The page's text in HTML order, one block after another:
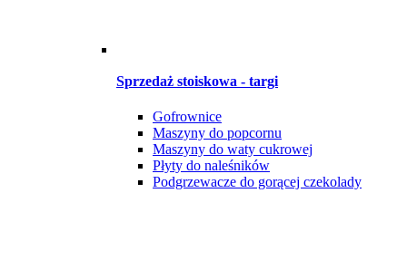
Sprzedaż stoiskowa - targi
Gofrownice
Maszyny do popcornu
Maszyny do waty cukrowej
Płyty do naleśników
Podgrzewacze do gorącej czekolady